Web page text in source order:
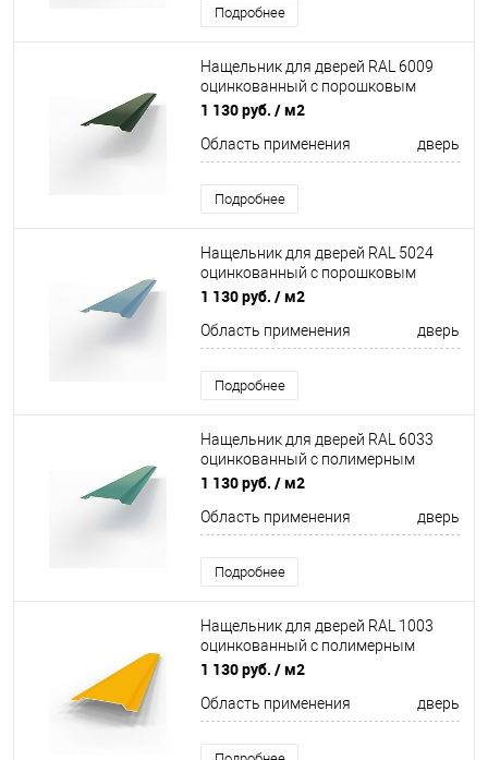
Подробнее
Нащельник для дверей RAL 6009
оцинкованный c порошковым
покрытием 0,45мм
1 130 руб. / м2
Область применения дверь
Подробнее
Нащельник для дверей RAL 5024
оцинкованный c порошковым
покрытием 0,45мм
1 130 руб. / м2
Область применения дверь
Подробнее
Нащельник для дверей RAL 6033
оцинкованный c полимерным
покрытием 0,45 мм
1 130 руб. / м2
Область применения дверь
Подробнее
Нащельник для дверей RAL 1003
оцинкованный c полимерным
покрытием 0,45 мм
1 130 руб. / м2
Область применения дверь